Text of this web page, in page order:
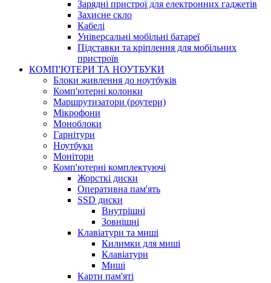
Зарядні пристрої для електронних гаджетів
Захисне скло
Кабелі
Універсальні мобільні батареї
Підставки та кріплення для мобільних
пристроїв
КОМП'ЮТЕРИ ТА НОУТБУКИ
Блоки живлення до ноутбуків
Комп'ютерні колонки
Маршрутизатори (роутери)
Мікрофони
Моноблоки
Гарнітури
Ноутбуки
Монітори
Комп'ютерні комплектуючі
Жорсткі диски
Оперативна пам'ять
SSD диски
Внутрішні
Зовнішні
Клавіатури та миші
Килимки для миші
Клавіатури
Миші
Карти пам'яті